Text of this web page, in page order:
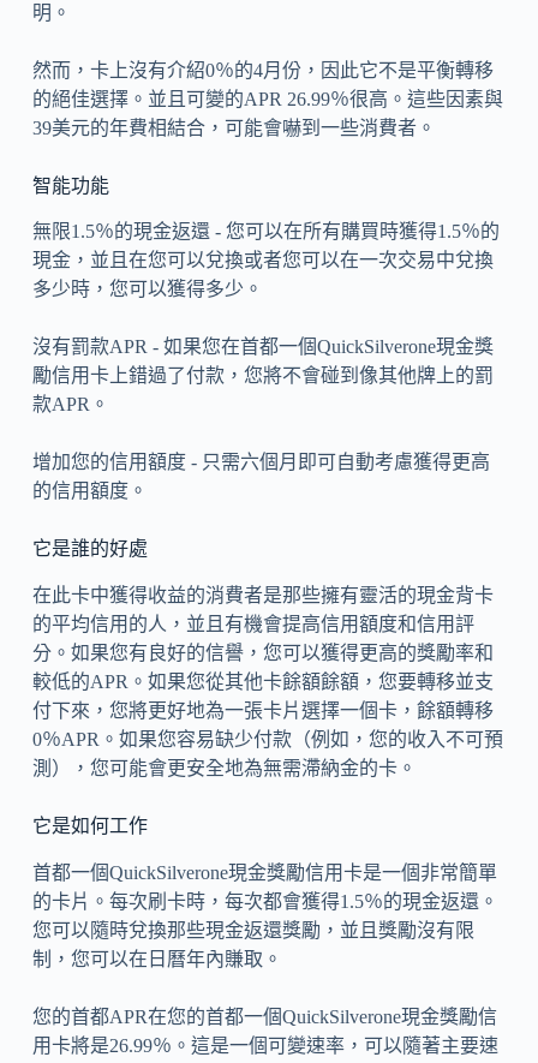
明。
然而，卡上沒有介紹0％的4月份，因此它不是平衡轉移
的絕佳選擇。並且可變的APR 26.99％很高。這些因素與
39美元的年費相結合，可能會嚇到一些消費者。
智能功能
無限1.5％的現金返還 - 您可以在所有購買時獲得1.5％的
現金，並且在您可以兌換或者您可以在一次交易中兌換
多少時，您可以獲得多少。
沒有罰款APR - 如果您在首都一個QuickSilverone現金獎
勵信用卡上錯過了付款，您將不會碰到像其他牌上的罰
款APR。
增加您的信用額度 - 只需六個月即可自動考慮獲得更高
的信用額度。
它是誰的好處
在此卡中獲得收益的消費者是那些擁有靈活的現金背卡
的平均信用的人，並且有機會提高信用額度和信用評
分。如果您有良好的信譽，您可以獲得更高的獎勵率和
較低的APR。如果您從其他卡餘額餘額，您要轉移並支
付下來，您將更好地為一張卡片選擇一個卡，餘額轉移
0％APR。如果您容易缺少付款（例如，您的收入不可預
測），您可能會更安全地為無需滯納金的卡。
它是如何工作
首都一個QuickSilverone現金獎勵信用卡是一個非常簡單
的卡片。每次刷卡時，每次都會獲得1.5％的現金返還。
您可以隨時兌換那些現金返還獎勵，並且獎勵沒有限
制，您可以在日曆年內賺取。
您的首都APR在您的首都一個QuickSilverone現金獎勵信
用卡將是26.99％。這是一個可變速率，可以隨著主要速